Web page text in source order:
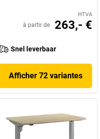
HTVA
à partir de 263,- €
Snel leverbaar
Afficher 72 variantes